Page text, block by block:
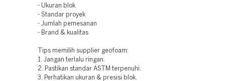
- Ukuran blok
- Standar proyek
- Jumlah pemesanan
- Brand & kualitas
Tips memilih supplier geofoam:
1. Jangan terlalu ringan.
2. Pastikan standar ASTM terpenuhi.
3. Perhatikan ukuran & presisi blok.